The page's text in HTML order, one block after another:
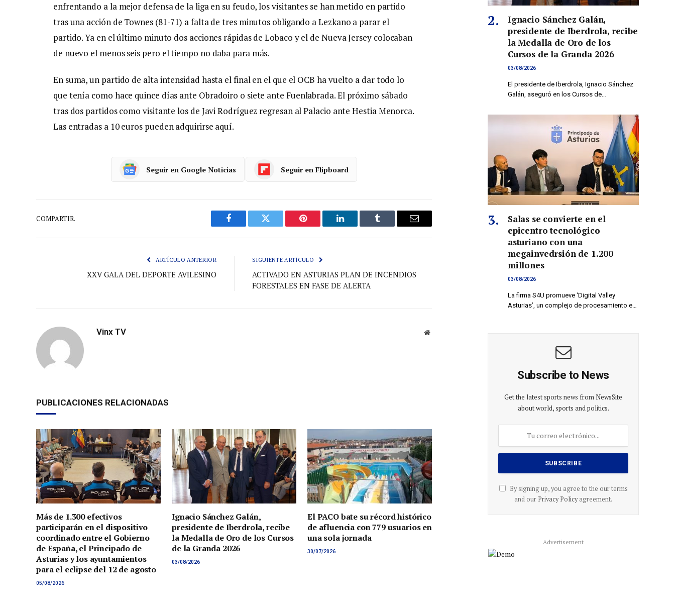
enfrentando a la mejor defensa de la liga en su feudo, los visitantes se han metido en partido
tras una acción de Townes (81-71) a falta de tres minutos obligando a Lezkano a parar el
partido. Ya en el último minuto dos acciones rápidas de Lobaco y el de Nueva Jersey colocaban
de nuevo el menos seis pero el tiempo no daba para más.
En suma, un partido de alta intensidad hasta el final en el que el OCB ha vuelto a dar todo lo
que tenía como hace quince días ante Obradoiro o siete ante Fuenlabrada. El próximo sábado
tras dos partidos como visitante los de Javi Rodríguez regresan al Palacio ante Hestia Menorca.
Las entradas a 10 euros pueden adquirirse aquí.
Seguir en Google Noticias Seguir en Flipboard
COMPARTIR.
Facebook Gorjeo Pinterest LinkedIn Tumblr
Correo
ARTÍCULO ANTERIOR
XXV GALA DEL DEPORTE AVILESINO
SIGUIENTE ARTÍCULO
ACTIVADO EN ASTURIAS PLAN DE INCENDIOS
FORESTALES EN FASE DE ALERTA
Vinx TV
Sitio
PUBLICACIONES RELACIONADAS
Más de 1.300 efectivos
participarán en el dispositivo
coordinado entre el Gobierno
de España, el Principado de
Asturias y los ayuntamientos
para el eclipse del 12 de agosto
05/08/2026
Ignacio Sánchez Galán,
presidente de Iberdrola, recibe
la Medalla de Oro de los Cursos
de la Granda 2026
03/08/2026
El PACO bate su récord histórico
de afluencia con 779 usuarios en
una sola jornada
30/07/2026
Ignacio Sánchez Galán,
presidente de Iberdrola, recibe
la Medalla de Oro de los
Cursos de la Granda 2026
03/08/2026
El presidente de Iberdrola, Ignacio Sánchez
Galán, aseguró en los Cursos de…
Salas se convierte en el
epicentro tecnológico
asturiano con una
megainvedrsión de 1.200
millones
03/08/2026
La firma S4U promueve ‘Digital Valley
Asturias’, un complejo de procesamiento e…
Subscribe to News
Get the latest sports news from NewsSite
about world, sports and politics.
By signing up, you agree to the our terms
and our Privacy Policyagreement.
Advertisement